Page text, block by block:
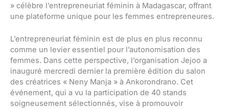
» célèbre l’entrepreneuriat féminin à Madagascar, offrant
une plateforme unique pour les femmes entrepreneures.
L’entrepreneuriat féminin est de plus en plus reconnu
comme un levier essentiel pour l’autonomisation des
femmes. Dans cette perspective, l’organisation Jejoo a
inauguré mercredi dernier la première édition du salon
des créatrices « Neny Manja » à Ankorondrano. Cet
événement, qui a vu la participation de 40 stands
soigneusement sélectionnés, vise à promouvoir